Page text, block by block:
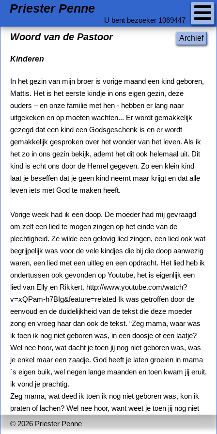
Priester Penne
U bent bezoeker 1069447
Woord van de Pastoor Archief
Kinderen
In het gezin van mijn broer is vorige maand een kind geboren,
Mattis. Het is het eerste kindje in ons eigen gezin, deze
ouders – en onze familie met hen - hebben er lang naar
uitgekeken en op moeten wachten... Er wordt gemakkelijk
gezegd dat een kind een Godsgeschenk is en er wordt
gemakkelijk gesproken over het wonder van het leven. Als ik
het zo in ons gezin bekijk, ademt het dit ook helemaal uit. Dit
kind is echt ons door de Hemel gegeven. Zo een klein kind
laat je beseffen dat je geen kind neemt maar krijgt en dat alle
leven iets met God te maken heeft.
Vorige week had ik een doop. De moeder had mij gevraagd
om zelf een lied te mogen zingen op het einde van de
plechtigheid. Ze wilde een gelovig lied zingen, een lied ook wat
begrijpelijk was voor de vele kindjes die bij die doop aanwezig
waren, een lied met een uitleg en een opdracht. Het lied heb ik
ondertussen ook gevonden op Youtube, het is eigenlijk een
lied van Elly en Rikkert. http://www.youtube.com/watch?
v=xQPam-h7BIg&feature=related Ik was getroffen door de
eenvoud en de duidelijkheid van de tekst die deze moeder
zong en vroeg haar dan ook de tekst. “Zeg mama, waar was
ik toen ik nog niet geboren was, in een doosje of een laatje?
Wel nee hoor, wat dacht je toen jij nog niet geboren was, was
je enkel maar een zaadje. God heeft je laten groeien in mama
´s eigen buik, wel negen lange maanden en toen kwam jij eruit,
ik vond je prachtig.
Zeg mama, wat deed ik toen ik nog niet geboren was, kon ik
praten of lachen? Wel nee hoor, want weet je toen jij nog niet
geboren was, moest jij daar nog mee wachten. God heeft je
© 2026 Priester Penne